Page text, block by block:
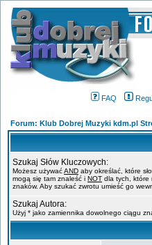
FAQ
Forum: Klub Dobrej Muzyki kdm.pl
Szukaj Słów Kluczowych:
Możesz używaćAND aby określać, które
mogą się tam znaleść i NOT dla tych, które
znaków. Aby szukać zwrotu umieść go
Szukaj Autora:
Użyj * jako zamiennika dowolnego ciągu